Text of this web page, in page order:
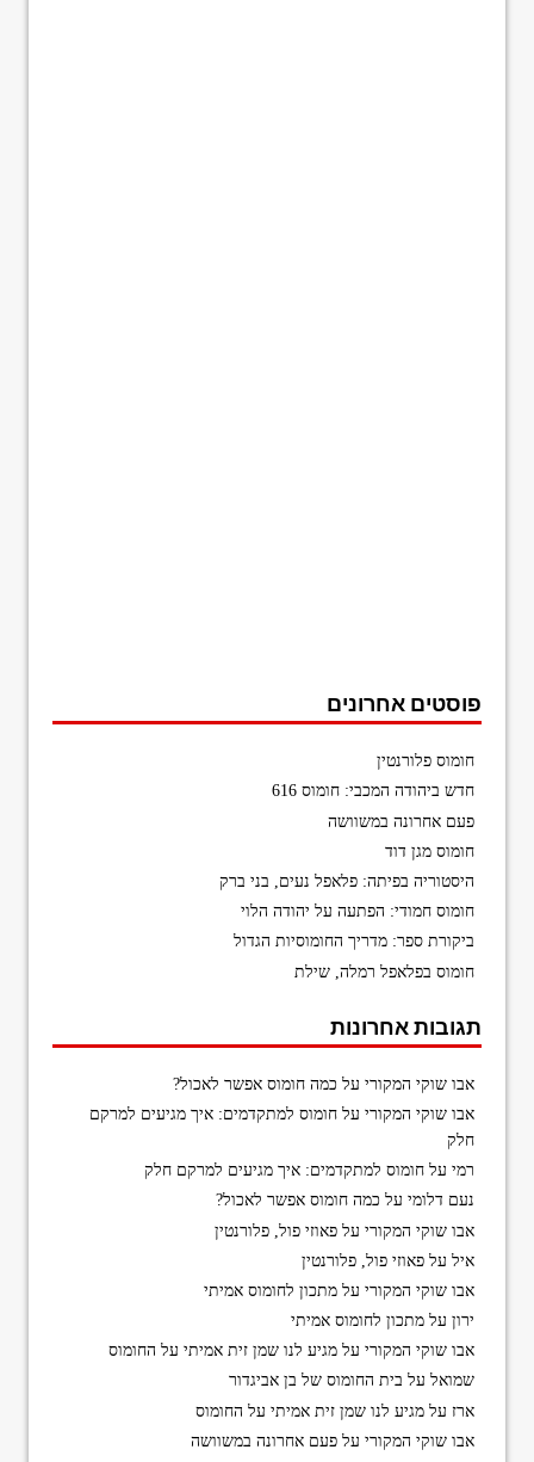
פוסטים אחרונים
חומוס פלורנטין
חדש ביהודה המכבי: חומוס 616
פעם אחרונה במשוושה
חומוס מגן דוד
היסטוריה בפיתה: פלאפל נעים, בני ברק
חומוס חמודי: הפתעה על יהודה הלוי
ביקורת ספר: מדריך החומוסיות הגדול
חומוס בפלאפל רמלה, שילת
תגובות אחרונות
אבו שוקי המקורי על כמה חומוס אפשר לאכול?
אבו שוקי המקורי עלחומוס למתקדמים: איך מגיעים למרקם
חלק
רמי עלחומוס למתקדמים: איך מגיעים למרקם חלק
נעם דלומי על כמה חומוס אפשר לאכול?
אבו שוקי המקורי עלפאוזי פול, פלורנטין
איל עלפאוזי פול, פלורנטין
אבו שוקי המקורי עלמתכון לחומוס אמיתי
ירון עלמתכון לחומוס אמיתי
אבו שוקי המקורי עלמגיע לנו שמן זית אמיתי על החומוס
שמואל על בית החומוס של בן אביגדור
ארז עלמגיע לנו שמן זית אמיתי על החומוס
אבו שוקי המקורי עלפעם אחרונה במשוושה